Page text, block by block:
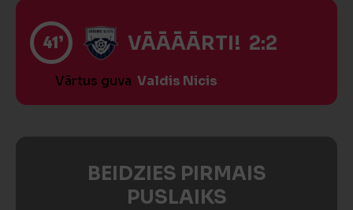
41’ VĀĀĀĀRTI! 2:2
Vārtus guva Valdis Nicis
BEIDZIES PIRMAIS
PUSLAIKS